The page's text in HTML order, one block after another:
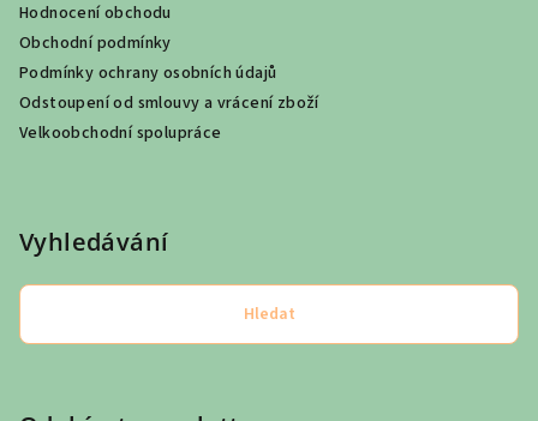
Hodnocení obchodu
Obchodní podmínky
Podmínky ochrany osobních údajů
Odstoupení od smlouvy a vrácení zboží
Velkoobchodní spolupráce
Vyhledávání
Hledat